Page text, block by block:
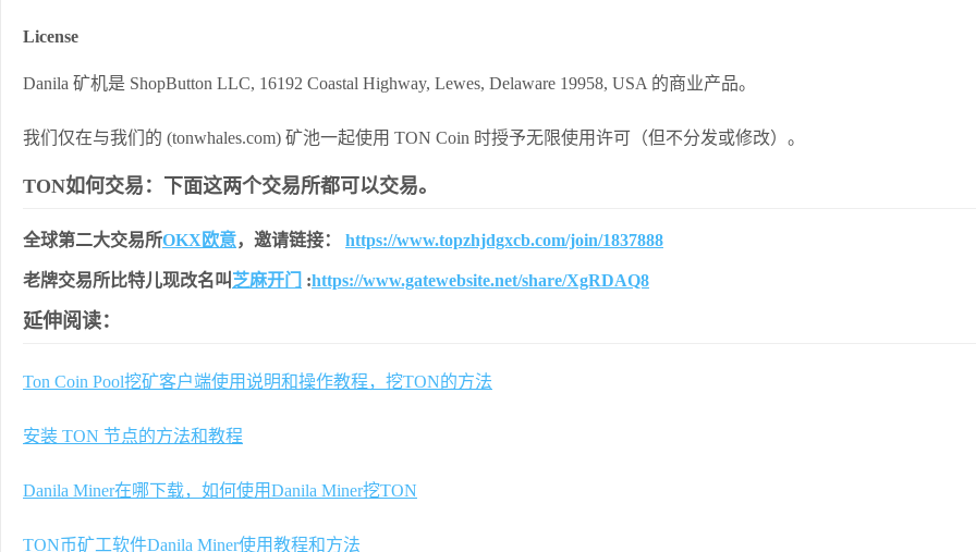
License
Danila 矿机是 ShopButton LLC, 16192 Coastal Highway, Lewes, Delaware 19958, USA 的商业产品。
我们仅在与我们的 (tonwhales.com) 矿池一起使用 TON Coin 时授予无限使用许可（但不分发或修改）。
TON如何交易：下面这两个交易所都可以交易。
全球第二大交易所OKX欧意，邀请链接： https://www.topzhjdgxcb.com/join/1837888
老牌交易所比特儿现改名叫 芝麻开门 :https://www.gatewebsite.net/share/XgRDAQ8
延伸阅读：
Ton Coin Pool挖矿客户端使用说明和操作教程，挖TON的方法
安装 TON 节点的方法和教程
Danila Miner在哪下载，如何使用Danila Miner挖TON
TON币矿工软件Danila Miner使用教程和方法